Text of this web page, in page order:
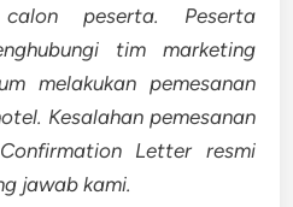
peserta. Peserta
tim marketing
melakukan pemesanan
Kesalahan pemesanan
Letter resmi
jawab kami.